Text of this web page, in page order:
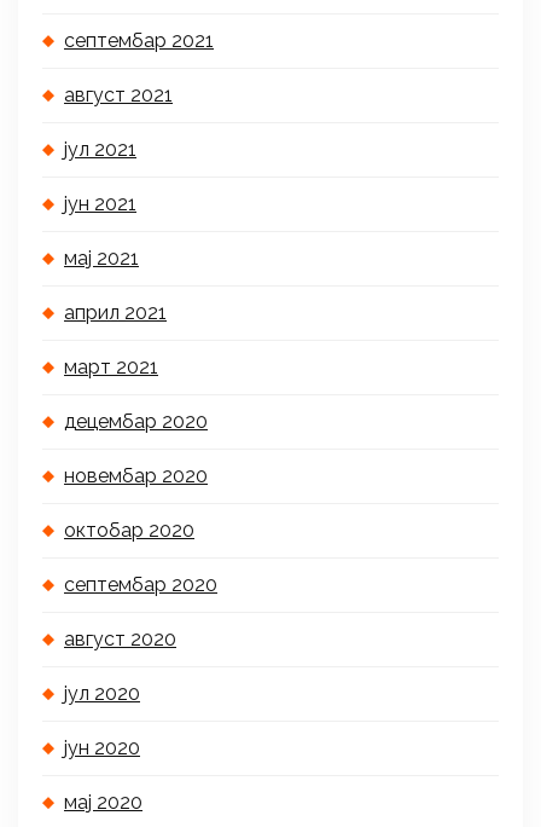
септембар 2021
август 2021
јул 2021
јун 2021
мај 2021
април 2021
март 2021
децембар 2020
новембар 2020
октобар 2020
септембар 2020
август 2020
јул 2020
јун 2020
мај 2020